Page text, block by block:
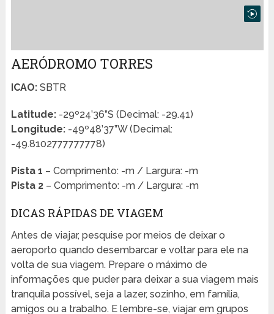
AERÓDROMO TORRES
ICAO:SBTR
Latitude:-29º24’36”S (Decimal: -29.41)
Longitude:-49º48’37”W (Decimal:
-49.8102777777778)
Pista 1 – Comprimento: -m / Largura: -m
Pista 2– Comprimento: -m / Largura: -m
DICAS RÁPIDAS DE VIAGEM
Antes de viajar, pesquise por meios de deixar o
aeroporto quando desembarcar e voltar para ele na
volta de sua viagem. Prepare o máximo de
informações que puder para deixar a sua viagem mais
tranquila possível, seja a lazer, sozinho, em família,
amigos ou a trabalho. E lembre-se, viajar em grupos